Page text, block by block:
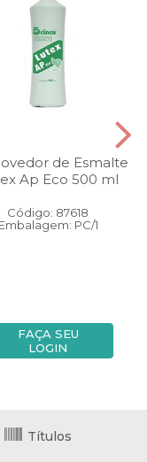
de Esmalte
Ap Eco 500 ml
Código: 87618
Embalagem: PC/1
FAÇA SEU
LOGIN
Títulos